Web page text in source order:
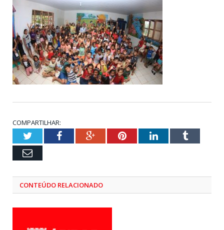
COMPARTILHAR:
TwitterFacebookGoogle+PinterestLinkedInTumblr
Email
CONTEÚDO RELACIONADO